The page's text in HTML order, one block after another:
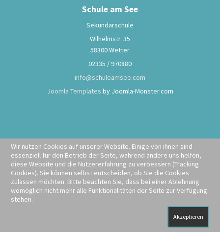
Schule am See
Sekundarschule
Wilhelmstr. 35
58300 Wetter
02335 / 970880
info@schuleamsee.com
Joomla Templates by Joomla-Monster.com
Wir nutzen Cookies auf unserer Website. Einige von ihnen sind
essenziell für den Betrieb der Seite, während andere uns helfen,
diese Website und die Nutzererfahrung zu verbessern (Tracking
Cookies). Sie können selbst entscheiden, ob Sie die Cookies
zulassen möchten. Bitte beachten Sie, dass bei einer Ablehnung
womöglich nicht mehr alle Funktionalitäten der Seite zur Verfügung
stehen.
Akzeptieren